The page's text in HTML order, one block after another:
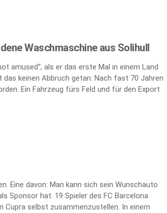
Waschmaschine aus Solihull
amused“, als er das erste Mal in einem Land
keinen Abbruch getan: Nach fast 70 Jahren
Ein Fahrzeug fürs Feld und für den Export
Eine davon: Man kann sich sein Wunschauto
Sponsor hat. 19 Spieler des FC Barcelona
Cupra selbst zusammenzustellen. In einem